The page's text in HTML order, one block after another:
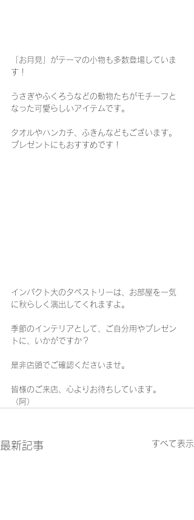
「お月見」がテーマの小物も多数登場していま
す！
うさぎやふくろうなどの動物たちがモチーフと
なった可愛らしいアイテムです。
タオルやハンカチ、ふきんなどもございます。
プレゼントにもおすすめです！
インパクト大のタペストリーは、お部屋を一気
に秋らしく演出してくれますよ。
季節のインテリアとして、ご自分用やプレゼン
トに、いかがですか？
是非店頭でご確認くださいませ。
皆様のご来店、心よりお待ちしています。
（阿）
最新記事 すべて表示